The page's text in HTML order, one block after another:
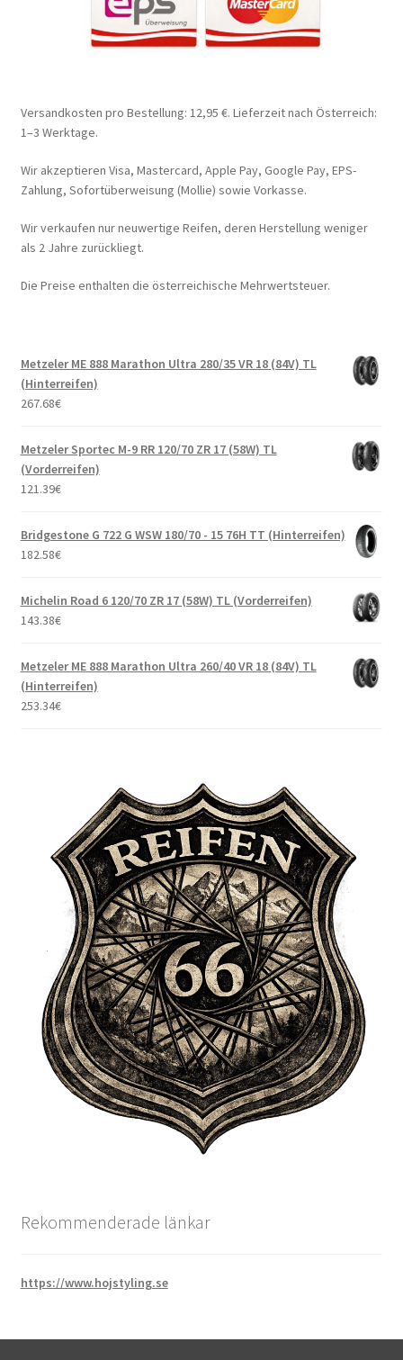
Versandkosten pro Bestellung: 12,95 €. Lieferzeit nach Österreich:
1–3 Werktage.
Wir akzeptieren Visa, Mastercard, Apple Pay, Google Pay, EPS-
Zahlung, Sofortüberweisung (Mollie) sowie Vorkasse.
Wir verkaufen nur neuwertige Reifen, deren Herstellung weniger
als 2 Jahre zurückliegt.
Die Preise enthalten die österreichische Mehrwertsteuer.
Metzeler ME 888 Marathon Ultra 280/35 VR 18 (84V) TL
(Hinterreifen)
267.68€
Metzeler Sportec M-9 RR 120/70 ZR 17 (58W) TL
(Vorderreifen)
121.39€
Bridgestone G 722 G WSW 180/70 - 15 76H TT (Hinterreifen)
182.58€
Michelin Road 6 120/70 ZR 17 (58W) TL (Vorderreifen)
143.38€
Metzeler ME 888 Marathon Ultra 260/40 VR 18 (84V) TL
(Hinterreifen)
253.34€
Rekommenderade länkar
https://www.hojstyling.se